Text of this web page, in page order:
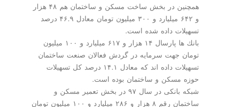
همچنین در بخش ساخت مسكن و ساختمان هم ۴۸ هزار
و ۶۴۲ میلیارد و ۳۰۰ میلیون تومان معادل ۴۶.۹ درصد
داده شده است.
بانك ها پارسال ۱۴ هزار و ۶۱۷ میلیارد و ۱۰۰ میلیون
جهت سرمایه در گردش فعالان صنعت ساختمان
تسهیلات داده اند كه معادل ۱۴.۱ درصد كل تسهیلات
مسكن و ساختمان بوده است.
شبكه بانكی در سال ۹۷ در بخش تعمیر مسكن و
ساختمان رقم ۸ هزار و ۲۸۶ میلیارد و ۱۰۰ میلیون تومان